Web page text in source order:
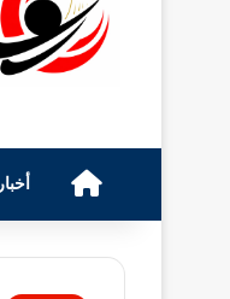
الرئيسيةأخبار